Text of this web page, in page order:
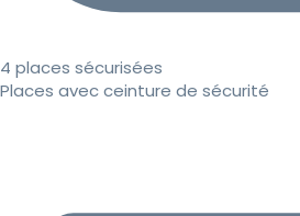
4 places sécurisées
Places avec ceinture de sécurité